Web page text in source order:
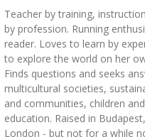
Teacher by training,
by profession. Running
reader. Loves to learn by
to explore the world on her
Finds questions and seeks
multicultural societies,
and communities, children
education. Raised in
London - but not for a while